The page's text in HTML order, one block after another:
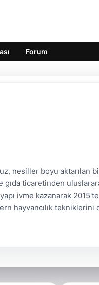
Forum
nesiller boyu aktarılan
gıda ticaretinden
ivme kazanarak
hayvancılık